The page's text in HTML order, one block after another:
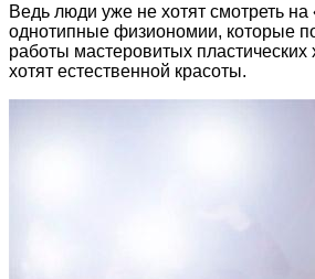
Ведь люди уже не хотят смотреть
однотипные физиономии, которые
работы мастеровитых пластических
хотят естественной красоты.